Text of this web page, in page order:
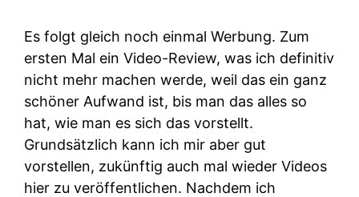
Es folgt gleich noch einmal Werbung. Zum
ersten Mal ein Video-Review, was ich definitiv
nicht mehr machen werde, weil das ein ganz
schöner Aufwand ist, bis man das alles so
hat, wie man es sich das vorstellt.
Grundsätzlich kann ich mir aber gut
vorstellen, zukünftig auch mal wieder Videos
hier zu veröffentlichen. Nachdem ich